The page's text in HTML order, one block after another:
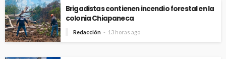
Brigadistas contienen incendio forestal en la
colonia Chiapaneca
Redacción 13 horas ago